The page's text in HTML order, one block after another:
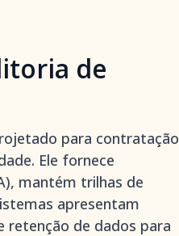
de
para contratação
Ele fornece
mantém trilhas de
apresentam
retenção de dados para